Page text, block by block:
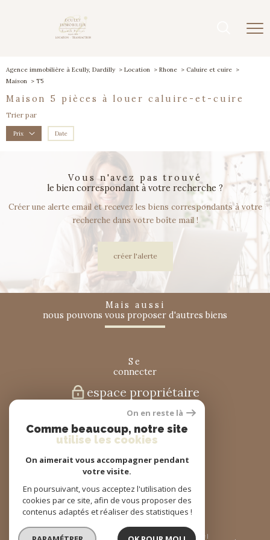
Agence immobilière à Ecully, Dardilly Location Rhone
Caluire et cuire
Maison
T5
maison 5 pièces à louer caluire-et-cuire
Trier par
Prix Date
vous n'avez pas trouvé
le bien correspondant à votre recherche ?
Créer une alerte email et recevez les biens correspondants à votre
recherche dans votre boîte mail !
créer l'alerte
mais aussi
nous pouvons vous proposer d'autres biens
se
connecter
espace propriétaire
nous
suivre
adhérons
© 2026 | Tous droits réservés | Traduction powered by Google |
On en reste là
Comme beaucoup, notre site
utilise les cookies
On aimerait vous accompagner pendant
votre visite.
En poursuivant, vous acceptez l'utilisation des
cookies par ce site, afin de vous proposer des
contenus adaptés et réaliser des statistiques !